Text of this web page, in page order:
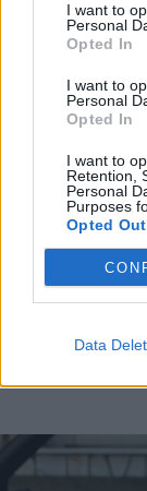
I want to
Personal
Opted In
I want to
Personal
Opted In
I want to
Retention,
Personal
Purposes
Opted Out
Data
Ποινική δίωξη